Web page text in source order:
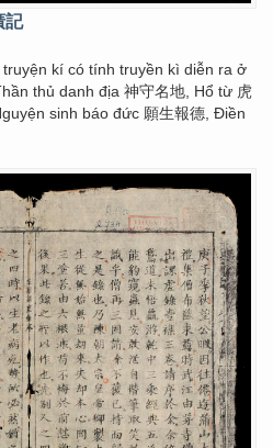
記
truyện kí có tính truyền kì diễn ra ở
thủ danh địa 神守名地, Hổ từ 虎
sinh báo đức 願生報德, Điền